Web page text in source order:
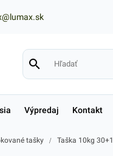
Výpredaj Kontakt
tašky / Taška 10kg